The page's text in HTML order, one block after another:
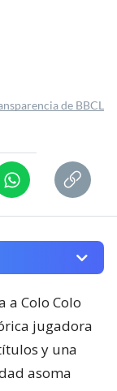
de BBCL
a Colo Colo
jugadora
y una
asoma